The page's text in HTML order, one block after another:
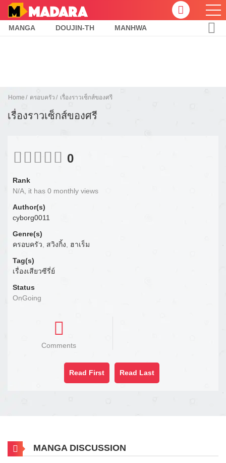
MANGA DOUJIN-TH MANHWA
Home ครอบครัว เรื่องราวเซ็กส์ของศรี
เรื่องราวเซ็กส์ของศรี
0
Rank
N/A, it has 0 monthly views
Author(s)
cyborg0011
Genre(s)
ครอบครัว, สวิงกิ้ง, ฮาเร็ม
Tag(s)
เรื่องเสียวซีรี่ย์
Status
OnGoing
Comments
Read First Read Last
MANGA DISCUSSION